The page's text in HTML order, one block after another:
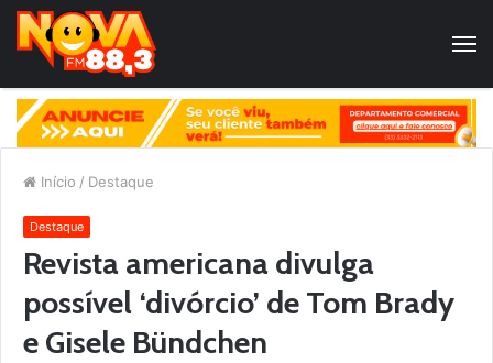
Início / Destaque
Destaque
Revista americana divulga
possível ‘divórcio’ de Tom Brady
e Gisele Bündchen